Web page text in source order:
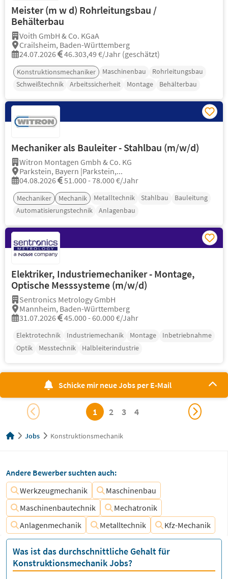
Meister (m w d) Rohrleitungsbau /
Behälterbau
Voith GmbH & Co. KGaA
Crailsheim, Baden-Württemberg
24.07.2026
46.303,49 €/Jahr (geschätzt)
Konstruktionsmechaniker Maschinenbau
Rohrleitungsbau
Schweißtechnik
Arbeitssicherheit Montage Behälterbau
Mechaniker als Bauleiter - Stahlbau (m/w/d)
Witron Montagen Gmbh & Co. KG
Parkstein, Bayern |Parkstein,...
04.08.2026
51.000 - 78.000 €/Jahr
Mechaniker Mechanik Metalltechnik Stahlbau
Bauleitung
Automatisierungstechnik
Anlagenbau
Elektriker, Industriemechaniker - Montage,
Optische Messsysteme (m/w/d)
Sentronics Metrology GmbH
Mannheim, Baden-Württemberg
31.07.2026
45.000 - 60.000 €/Jahr
Elektrotechnik Industriemechanik Montage
Inbetriebnahme
Optik
Messtechnik Halbleiterindustrie
Schicke mir neue Jobs per E-Mail
1 2 3 4
Jobs Konstruktionsmechanik
Andere Bewerber suchten auch:
Werkzeugmechanik
Maschinenbau
Maschinenbautechnik
Mechatronik
Anlagenmechanik
Metalltechnik Kfz-Mechanik
Was ist das durchschnittliche Gehalt für
Konstruktionsmechanik Jobs?